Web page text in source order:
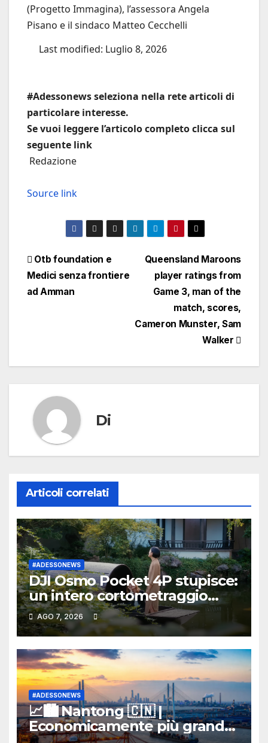
(Progetto Immagina), l’assessora Angela
Pisano e il sindaco Matteo Cecchelli
Last modified: Luglio 8, 2026
#Adessonews seleziona nella rete articoli di
particolare interesse.
Se vuoi leggere l’articolo completo clicca sul
seguente link
Redazione
Source link
Navigazione
articoli
Queensland Maroons
player ratings from
Game 3, man of the
match, scores,
Cameron Munster, Sam
Walker
Otb foundation e
Medici senza frontiere
ad Amman
Di
Articoli correlati
#ADESSONEWS
DJI Osmo Pocket 4P stupisce:
un intero cortometraggio
d’autore girato con la nuova
cam tascabile
AGO 7, 2026
#ADESSONEWS
📈🏙️ Nantong 🇨🇳 |
Economicamente più grande